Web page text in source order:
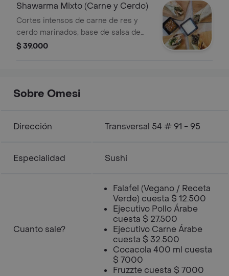
Shawarma Mixto (Carne y Cerdo)
Cortes intensos de carne de res y
cerdo marinados, base de salsa de
ajo, vegetales frescos y salsa de
$ 39.000
Sobre Omesi
Dirección Transversal 54 # 91 - 95
Especialidad Sushi
Cuanto sale?
Falafel (Vegano / Receta
Verde) cuesta $ 12.500
Ejecutivo Pollo Árabe
cuesta $ 27.500
Ejecutivo Carne Árabe
cuesta $ 32.500
Cocacola 400 ml cuesta
$ 7000
Fruzzte cuesta $ 7000